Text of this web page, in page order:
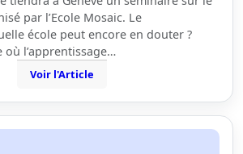
par l’Ecole Mosaic. Le
école peut encore en douter ?
où l’apprentissage…
Voir l'Article